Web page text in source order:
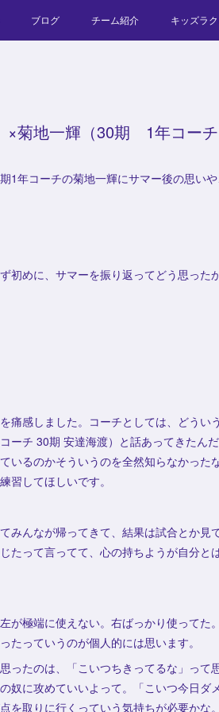
ブログ チーム紹介 キッズラ
菊地一輝（30期 1年コーチ
1年コーチの菊地一輝にサマー後の思い
初めに、サマーを振り返ってどう思った
痛感しました。コーチとしては、どうい
チ 30期 安達海渡）と話あってきたんだ
るのかそういうのを全然知らなかったな
習してほしいです。
みんなが帰ってきて、結果は試合とか見
たって言ってて、心の持ちようが自分と
が極端に使えない。右ばっかり使ってた
っていうのが個人的には思います。
たのは、「こいつちきってるな」って思
奴に攻めていいよって。「こいつ今日ダ
取りに行くっていう気持ちが必要かな。